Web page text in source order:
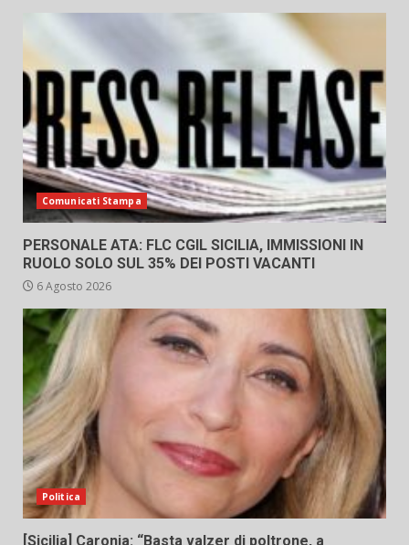
Comunicati Stampa
PERSONALE ATA: FLC CGIL SICILIA, IMMISSIONI IN
RUOLO SOLO SUL 35% DEI POSTI VACANTI
6 Agosto 2026
Politica
[Sicilia] Caronia: “Basta valzer di poltrone, a